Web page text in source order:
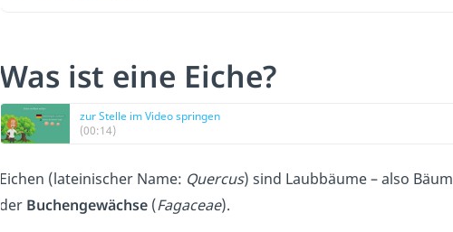
Was ist eine Eiche?
zur Stelle im Video springen
(00:14)
Eichen (lateinischer Name: Quercus) sind Laubbäume – also
der Buchengewächse(Fagaceae).